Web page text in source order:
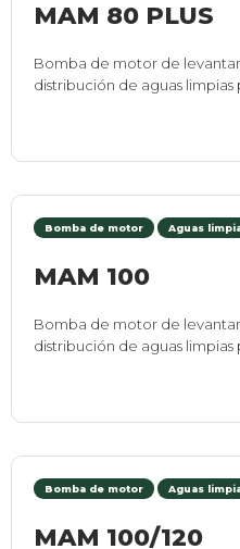
MAM 80 PLUS
Bomba de motor de
distribución de aguas limpias
Bomba de motor Aguas
MAM 100
Bomba de motor de
distribución de aguas limpias
Bomba de motor Aguas
MAM 100/120